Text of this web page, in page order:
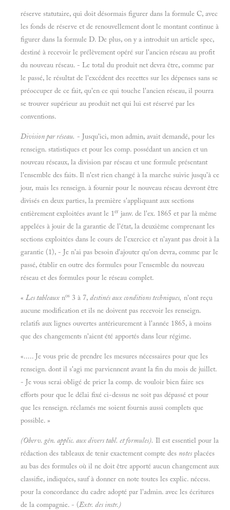
réserve statutaire, qui doit désormais figurer dans la formule C, avec
les fonds de réserve et de renouvellement dont le montant continue à
figurer dans la formule D. De plus, on y a introduit un article spec,
destiné à recevoir le prélèvement opéré sur l'ancien réseau au profit
du nouveau réseau. - Le total du produit net devra être, comme par
le passé, le résultat de l'excédent des recettes sur les dépenses sans se
préoccuper de ce fait, qu'en ce qui touche l'ancien réseau, il pourra
se trouver supérieur au produit net qui lui est réservé par les
conventions.
Division par réseau. - Jusqu'ici, mon admin, avait demandé, pour les
renseign. statistiques et pour les comp. possédant un ancien et un
nouveau réseaux, la division par réseau et une formule présentant
l'ensemble des faits. Il n'est rien changé à la marche suivie jusqu'à ce
jour, mais les renseign. à fournir pour le nouveau réseau devront être
divisés en deux parties, la première s'appliquant aux sections
entièrement exploitées avant le 1er janv. de l'ex. 1865 et par là même
appelées à jouir de la garantie de l'état, la deuxième comprenant les
sections exploitées dans le cours de l'exercice et n'ayant pas droit à la
garantie (1), - Je n'ai pas besoin d'ajouter qu'on devra, comme par le
passé, établir en outre des formules pour l'ensemble du nouveau
réseau et des formules pour le réseau complet.
« Les tableaux nos 3 à 7, destinés aux conditions techniques, n'ont reçu
aucune modification et ils ne doivent pas recevoir les renseign.
relatifs aux lignes ouvertes antérieurement à l'année 1865, à moins
que des changements n'aient été apportés dans leur régime.
«..... Je vous prie de prendre les mesures nécessaires pour que les
renseign. dont il s'agi me parviennent avant la fin du mois de juillet.
- Je vous serai obligé de prier la comp. de vouloir bien faire ses
efforts pour que le délai fixé ci-dessus ne soit pas dépassé et pour
que les renseign. réclamés me soient fournis aussi complets que
possible. »
(Oberv. gên. applic. aux divers tabl. et formules). Il est essentiel pour la
rédaction des tableaux de tenir exactement compte des notes placées
au bas des formules où il ne doit être apporté aucun changement aux
classifie, indiquées, sauf à donner en note toutes les explic. nécess.
pour la concordance du cadre adopté par l'admin. avec les écritures
de la compagnie. - (Extr. des instr.)